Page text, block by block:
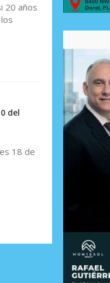
20 años
del
18 de